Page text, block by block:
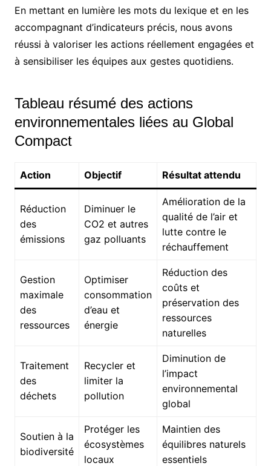
En mettant en lumière les mots du lexique et en les
accompagnant d’indicateurs précis, nous avons
réussi à valoriser les actions réellement engagées et
à sensibiliser les équipes aux gestes quotidiens.
Tableau résumé des actions
environnementales liées au Global
Compact
Action Objectif Résultat attendu
Réduction
des
émissions
Diminuer le
CO2 et autres
gaz polluants
Amélioration de la
qualité de l’air et
lutte contre le
réchauffement
Gestion
maximale
des
ressources
Optimiser
consommation
d’eau et
énergie
Réduction des
coûts et
préservation des
ressources
naturelles
Traitement
des
déchets
Recycler et
limiter la
pollution
Diminution de
l’impact
environnemental
global
Soutien à la
biodiversité
Protéger les
écosystèmes
locaux
Maintien des
équilibres naturels
essentiels